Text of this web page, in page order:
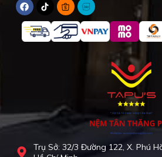
Trụ Sở: 32/3 Đường 122, X. Phú